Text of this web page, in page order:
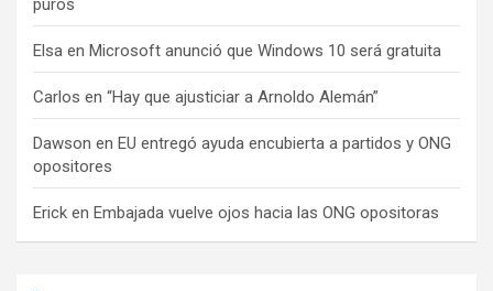
puros
Elsa en Microsoft anunció que Windows 10 será gratuita
Carlos en “Hay que ajusticiar a Arnoldo Alemán”
Dawson en EU entregó ayuda encubierta a partidos y ONG
opositores
Erick en Embajada vuelve ojos hacia las ONG opositoras